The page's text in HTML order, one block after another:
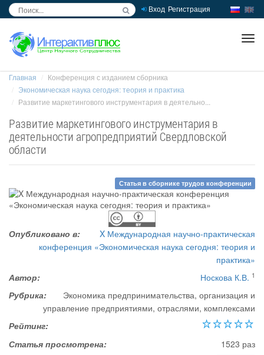
Вход Регистрация
Главная
Конференция с изданием сборника
Экономическая наука сегодня: теория и практика
Развитие маркетингового инструментария в деятельно...
Развитие маркетингового инструментария в
деятельности агропредприятий Свердловской
области
Статья в сборнике трудов конференции
Опубликовано в:
X Международная научно-практическая
конференция «Экономическая наука сегодня: теория и
практика»
Автор:
Носкова К.В. 1
Рубрика:
Экономика предпринимательства, организация и
управление предприятиями, отраслями, комплексами
Рейтинг:
Статья просмотрена:
1523 раз